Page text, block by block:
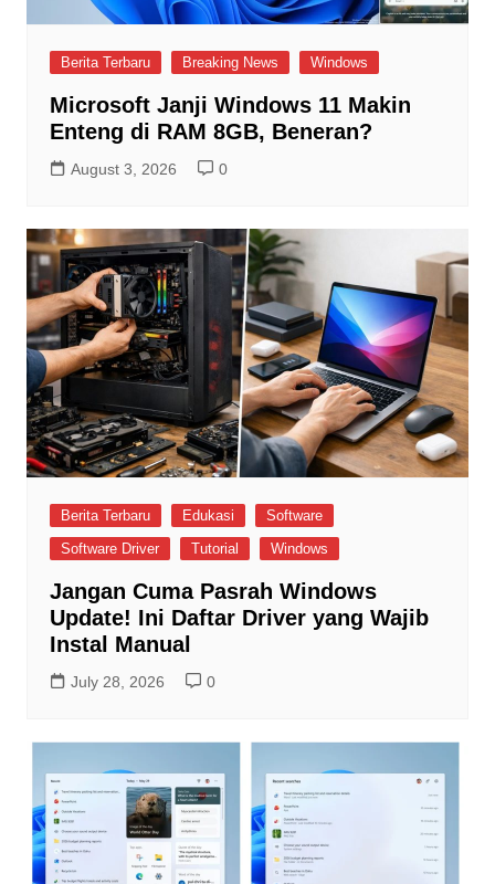
Berita Terbaru Breaking News Windows
Microsoft Janji Windows 11 Makin
Enteng di RAM 8GB, Beneran?
August 3, 2026 0
Berita Terbaru Edukasi
Software
Software Driver
Tutorial Windows
Jangan Cuma Pasrah Windows
Update! Ini Daftar Driver yang Wajib
Instal Manual
July 28, 2026 0